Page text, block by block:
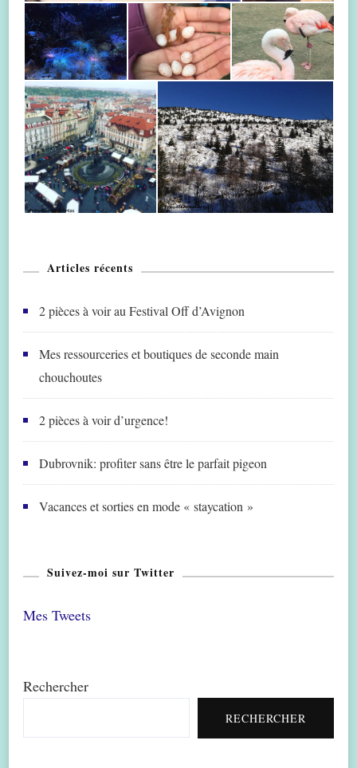
Articles récents
2 pièces à voir au Festival Off d’Avignon
Mes ressourceries et boutiques de seconde main
chouchoutes
2 pièces à voir d’urgence!
Dubrovnik: profiter sans être le parfait pigeon
Vacances et sorties en mode « staycation »
Suivez-moi sur Twitter
Mes Tweets
Rechercher
RECHERCHER